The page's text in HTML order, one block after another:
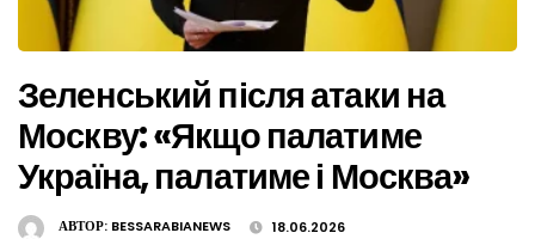
Зеленський після атаки на
Москву: «Якщо палатиме
Україна, палатиме і Москва»
АВТОР: BESSARABIANEWS 18.06.2026